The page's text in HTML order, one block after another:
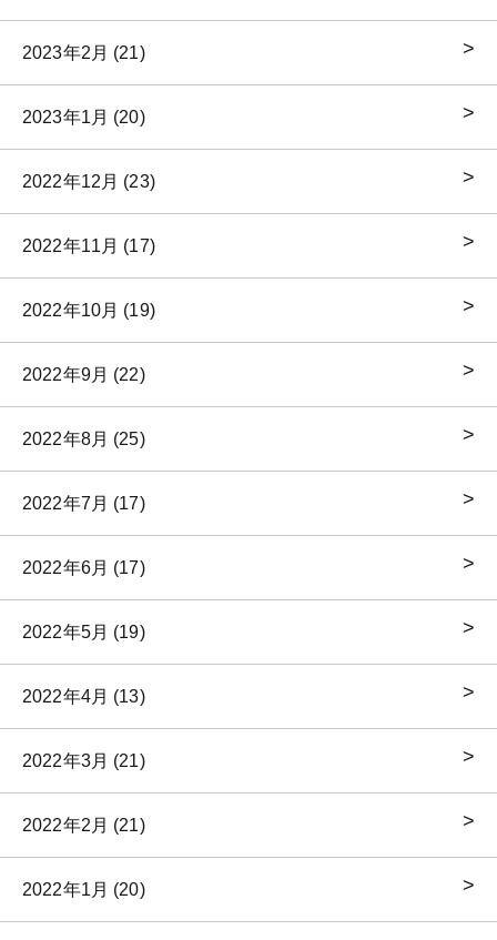
2023年2月 (21)
2023年1月 (20)
2022年12月 (23)
2022年11月 (17)
2022年10月 (19)
2022年9月 (22)
2022年8月 (25)
2022年7月 (17)
2022年6月 (17)
2022年5月 (19)
2022年4月 (13)
2022年3月 (21)
2022年2月 (21)
2022年1月 (20)